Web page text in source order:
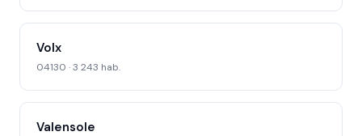
Volx
04130 · 3 243 hab.
Valensole